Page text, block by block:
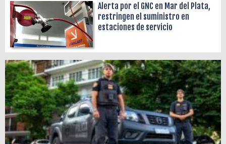
Alerta por el GNC en Mar del Plata,
restringen el suministro en
estaciones de servicio